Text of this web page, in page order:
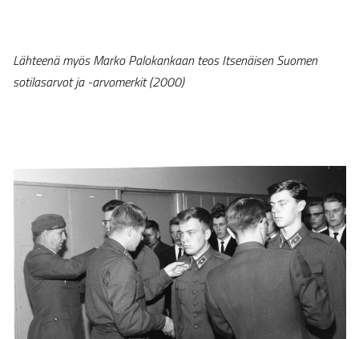
Lähteenä myös Marko Palokankaan teos Itsenäisen Suomen
sotilasarvot ja -arvomerkit (2000)